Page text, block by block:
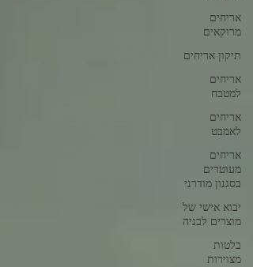
אריחים
מרוקאים
תיקון אריחים
אריחים
למטבח
אריחים
לאמבט
אריחים
מעוטרים
בסגנון מודרני
יבוא אישי של
מוצרים לבניה
בלטות
מצוירות